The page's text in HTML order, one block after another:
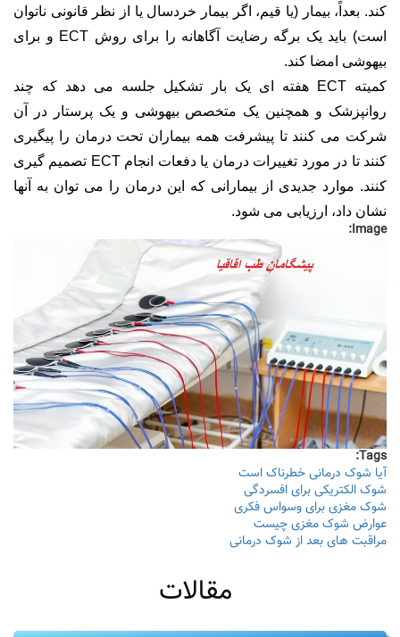
کند. بعداً، بیمار (یا قیم، اگر بیمار خردسال یا از نظر قانونی ناتوان
است) باید یک برگه رضایت آگاهانه را برای روش ECT و برای
بیهوشی امضا کند.
کمیته ECT هفته ای یک بار تشکیل جلسه می دهد که چند
روانپزشک و همچنین یک متخصص بیهوشی و یک پرستار در آن
شرکت می کنند تا پیشرفت همه بیماران تحت درمان را پیگیری
کنند تا در مورد تغییرات درمان یا دفعات انجام ECT تصمیم گیری
کنند. موارد جدیدی از بیمارانی که این درمان را می توان به آنها
نشان داد، ارزیابی می شود.
Image:
Tags:
آیا شوک درمانی خطرناک است
شوک الکتریکی برای افسردگی
شوک مغزی برای وسواس فکری
عوارض شوک مغزی چیست
مراقبت های بعد از شوک درمانی
مقالات